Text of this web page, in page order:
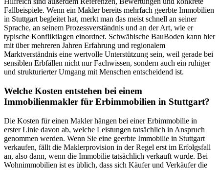
Fallbeispiele. Wenn ein Makler bereits mehrfach geerbte Immobilien
in Stuttgart begleitet hat, merkt man das meist schnell an seiner
Sprache, an seinem Prozessverständnis und an der Art, wie er
typische Konfliktlagen einordnet. Schwäbische BauBoden kann hier
mit über mehreren Jahren Erfahrung und regionalem
Marktverständnis eine wertvolle Unterstützung sein, weil gerade bei
sensiblen Erbfällen nicht nur Fachwissen, sondern auch ein ruhiger
und strukturierter Umgang mit Menschen entscheidend ist.
Welche Kosten entstehen bei einem
Immobilienmakler für Erbimmobilien in Stuttgart?
Die Kosten für einen Makler hängen bei einer Erbimmobilie in
erster Linie davon ab, welche Leistungen tatsächlich in Anspruch
genommen werden. Wenn Sie eine geerbte Immobilie in Stuttgart
verkaufen, fällt die Maklerprovision in der Regel erst im Erfolgsfall
an, also dann, wenn die Immobilie tatsächlich verkauft wurde. Bei
Wohnimmobilien ist es üblich, dass sich Käufer und Verkäufer die